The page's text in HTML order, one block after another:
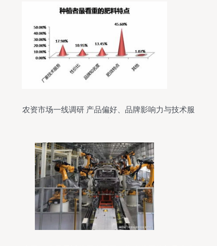
农资市场一线调研 产品偏好、品牌影响力与技术服